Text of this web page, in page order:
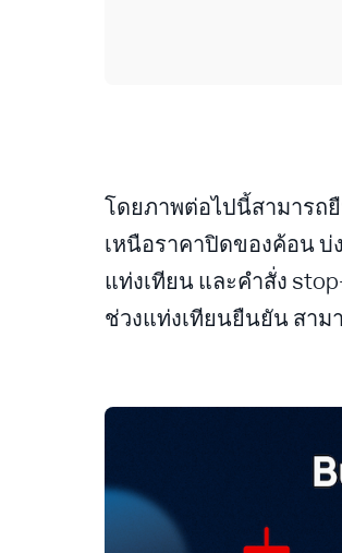
โดยภาพต่อไปนี้สามารถ
เหนือราคาปิดของค้อน
แท่งเทียน และคำสั่ง
ช่วงแท่งเทียนยืนยัน สาม